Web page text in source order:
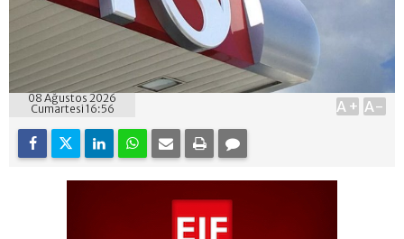
08 Ağustos 2026
Cumartesi 16:56
A+ A-